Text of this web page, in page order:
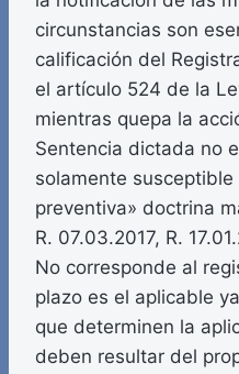
circunstancias son
calificación del
el artículo 524 de la
mientras quepa la
Sentencia dictada no
solamente
preventiva» doctrina
R. 07.03.2017, R.
No corresponde al
plazo es el aplicable
que determinen la
deben resultar del